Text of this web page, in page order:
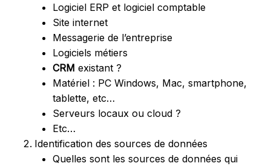
Logiciel ERP et logiciel comptable
Site internet
Messagerie de l’entreprise
Logiciels métiers
CRM existant ?
Matériel : PC Windows, Mac, smartphone,
tablette, etc…
Serveurs locaux ou cloud ?
Etc…
Identification des sources de données
Quelles sont les sources de données qui